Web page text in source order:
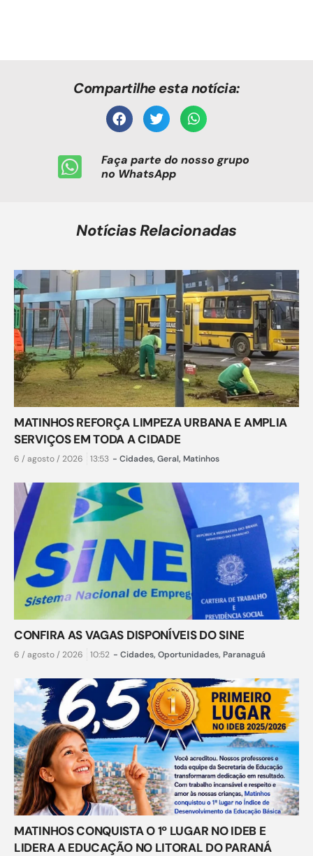
Compartilhe esta notícia:
Faça parte do nosso grupo
no WhatsApp
Notícias Relacionadas
MATINHOS REFORÇA LIMPEZA URBANA E AMPLIA
SERVIÇOS EM TODA A CIDADE
6 / agosto / 2026 13:53 - Cidades, Geral, Matinhos
CONFIRA AS VAGAS DISPONÍVEIS DO SINE
6 / agosto / 2026 10:52 - Cidades, Oportunidades, Paranaguá
MATINHOS CONQUISTA O 1º LUGAR NO IDEB E
LIDERA A EDUCAÇÃO NO LITORAL DO PARANÁ